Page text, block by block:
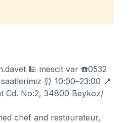
🕌 mescit var ☎️0532
⏰ 10:00–23:00 📍
Cd. No:2, 34800 Beykoz/
chef and restaurateur,